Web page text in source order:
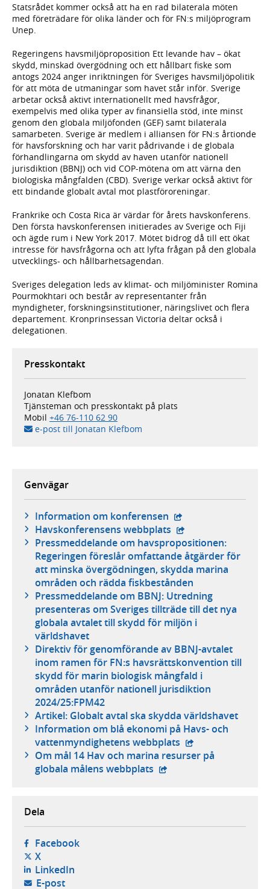
Statsrådet kommer också att ha en rad bilaterala möten
med företrädare för olika länder och för FN:s miljöprogram
Unep.
Regeringens havsmiljöproposition Ett levande hav – ökat
skydd, minskad övergödning och ett hållbart fiske som
antogs 2024 anger inriktningen för Sveriges havsmiljöpolitik
för att möta de utmaningar som havet står inför. Sverige
arbetar också aktivt internationellt med havsfrågor,
exempelvis med olika typer av finansiella stöd, inte minst
genom den globala miljöfonden (GEF) samt bilaterala
samarbeten. Sverige är medlem i alliansen för FN:s årtionde
för havsforskning och har varit pådrivande i de globala
förhandlingarna om skydd av haven utanför nationell
jurisdiktion (BBNJ) och vid COP-mötena om att värna den
biologiska mångfalden (CBD). Sverige verkar också aktivt för
ett bindande globalt avtal mot plastföroreningar.
Frankrike och Costa Rica är värdar för årets havskonferens.
Den första havskonferensen initierades av Sverige och Fiji
och ägde rum i New York 2017. Mötet bidrog då till ett ökat
intresse för havsfrågorna och att lyfta frågan på den globala
utvecklings- och hållbarhetsagendan.
Sveriges delegation leds av klimat- och miljöminister Romina
Pourmokhtari och består av representanter från
myndigheter, forskningsinstitutioner, näringslivet och flera
departement. Kronprinsessan Victoria deltar också i
delegationen.
Presskontakt
Jonatan Klefbom
Tjänsteman och presskontakt på plats
Mobil +46 76-110 62 90
e-post till Jonatan Klefbom
Genvägar
Information om konferensen - extern webbplats,
Havskonferensens webbplats - extern webbplats,
Pressmeddelande om havspropositionen:
Regeringen föreslår omfattande åtgärder för
att minska övergödningen, skydda marina
områden och rädda fiskbestånden
Pressmeddelande om BBNJ: Utredning
presenteras om Sveriges tillträde till det nya
globala avtalet till skydd för miljön i
världshavet
Direktiv för genomförande av BBNJ-avtalet
inom ramen för FN:s havsrättskonvention till
skydd för marin biologisk mångfald i
områden utanför nationell jurisdiktion
2024/25:FPM42
Artikel: Globalt avtal ska skydda världshavet
Information om blå ekonomi på Havs- och
vattenmyndighetens webbplats - extern
Om mål 14 Hav och marina resurser på
globala målens webbplats - extern webbplats,
Dela
Facebook- öppnas i ny flik, extern webbplats,
X- öppnas i ny flik, extern webbplats,
LinkedIn- öppnas i ny flik, extern webbplats,
E-post- öppnar din e-postklient,